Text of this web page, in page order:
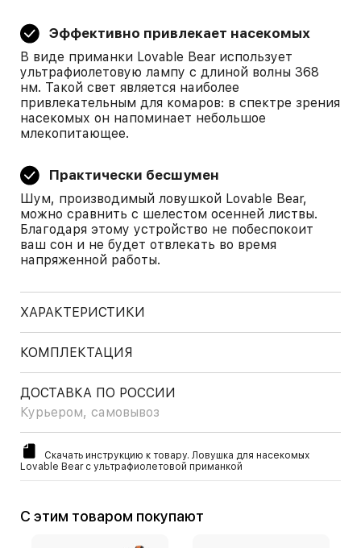
Эффективно привлекает насекомых
В виде приманки Lovable Bear использует
ультрафиолетовую лампу с длиной волны 368
нм. Такой свет является наиболее
привлекательным для комаров: в спектре зрения
насекомых он напоминает небольшое
млекопитающее.
Практически бесшумен
Шум, производимый ловушкой Lovable Bear,
можно сравнить с шелестом осенней листвы.
Благодаря этому устройство не побеспокоит
ваш сон и не будет отвлекать во время
напряженной работы.
ХАРАКТЕРИСТИКИ
КОМПЛЕКТАЦИЯ
ДОСТАВКА ПО РОССИИ
Курьером, самовывоз
Скачать инструкцию к товару. Ловушка для насекомых
Lovable Bear с ультрафиолетовой приманкой
С этим товаром покупают